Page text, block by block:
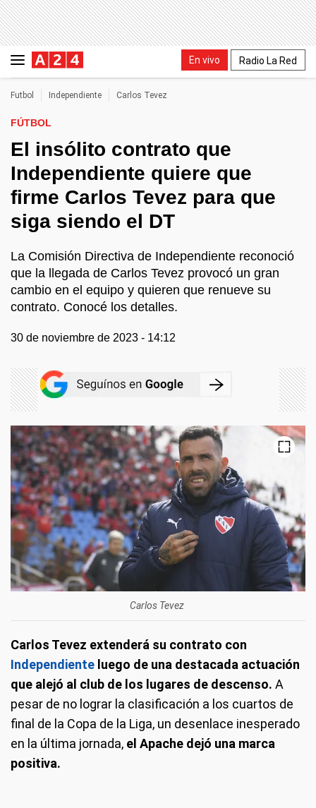
En vivo Radio La Red
Futbol Independiente Carlos Tevez
FÚTBOL
El insólito contrato que
Independiente quiere que
firme Carlos Tevez para que
siga siendo el DT
La Comisión Directiva de Independiente reconoció
que la llegada de Carlos Tevez provocó un gran
cambio en el equipo y quieren que renueve su
contrato. Conocé los detalles.
30 de noviembre de 2023 - 14:12
Carlos Tevez
Carlos Tevez extenderá su contrato con
Independiente luego de una destacada actuación
que alejó al club de los lugares de descenso. A
pesar de no lograr la clasificación a los cuartos de
final de la Copa de la Liga, un desenlace inesperado
en la última jornada, el Apache dejó una marca
positiva.